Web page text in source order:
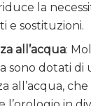
la
e sostituzioni.
all’acqua:
sono dotati di
all’acqua,